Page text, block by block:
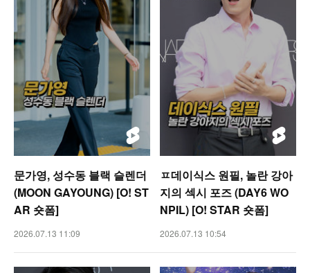
문가영, 성수동 블랙 슬렌더
(MOON GAYOUNG) [O! ST
AR 숏폼]
2026.07.13 11:09
ㅍ데이식스 원필, 놀란 강아
지의 섹시 포즈 (DAY6 WO
NPIL) [O! STAR 숏폼]
2026.07.13 10:54